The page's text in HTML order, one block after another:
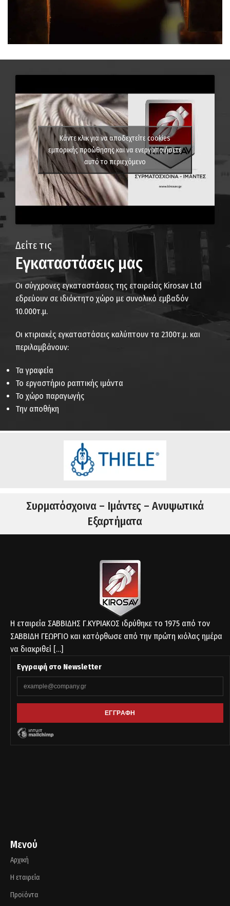
Για την καλύτερη εξυπηρέτηση των πιο απαιτητικών
πελατών, στο χώρο παραγωγής έχει πάρει τη θέση
του...
Κάντε κλικ για να αποδεχτείτε cookies
εμπορικής προώθησης και να ενεργοποιήσετε
αυτό το περιεχόμενο
Δείτε τις
Εγκαταστάσεις μας
Οι σύγχρονες εγκαταστάσεις της εταιρείας Kirosav Ltd
εδρεύουν σε ιδιόκτητο χώρο με συνολικό εμβαδόν
10.000τ.μ.
Οι κτιριακές εγκαταστάσεις καλύπτουν τα 2.100τ.μ. και
περιλαμβάνουν:
Τα γραφεία
Το εργαστήριο ραπτικής ιμάντα
Το χώρο παραγωγής
Την αποθήκη
Συρματόσχοινα – Ιμάντες – Ανυψωτικά
Εξαρτήματα
Η εταιρεία ΣΑΒΒΙΔΗΣ Γ.ΚΥΡΙΑΚΟΣ ιδρύθηκε το 1975 από τον
ΣΑΒΒΙΔΗ ΓΕΩΡΓΙΟ και κατόρθωσε από την πρώτη κιόλας ημέρα
να διακριθεί […]
Εγγραφή στο Newsletter
Μενού
Αρχική
Η εταιρεία
Προϊόντα